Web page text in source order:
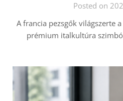
Posted on
A francia pezsgők világszerte
prémium italkultúra